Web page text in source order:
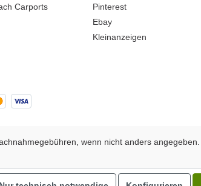
Carports
Pinterest
Ebay
Kleinanzeigen
wenn nicht anders angegeben.